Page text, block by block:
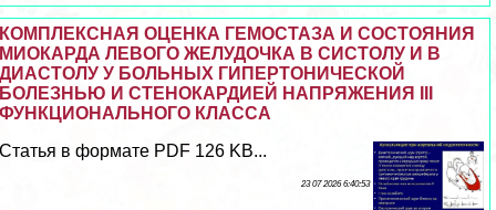
КОМПЛЕКСНАЯ ОЦЕНКА ГЕМОСТАЗА И СОСТОЯНИЯ
МИОКАРДА ЛЕВОГО ЖЕЛУДОЧКА В СИСТОЛУ И В
ДИАСТОЛУ У БОЛЬНЫХ ГИПЕРТОНИЧЕСКОЙ
БОЛЕЗНЬЮ И СТЕНОКАРДИЕЙ НАПРЯЖЕНИЯ III
ФУНКЦИОНАЛЬНОГО КЛАССА
Статья в формате PDF 126 KB...
23 07 2026 6:40:53